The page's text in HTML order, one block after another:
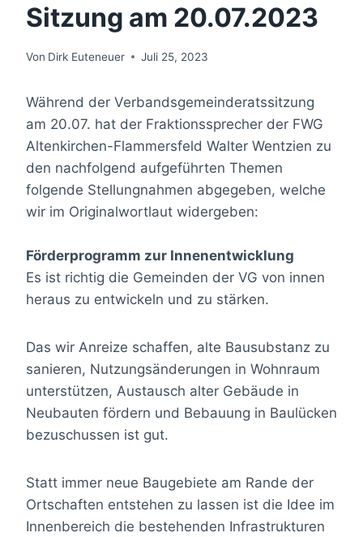
Sitzung am 20.07.2023
Von Dirk Euteneuer Juli 25, 2023
Während der Verbandsgemeinderatssitzung
am 20.07. hat der Fraktionssprecher der FWG
Altenkirchen-Flammersfeld Walter Wentzien zu
den nachfolgend aufgeführten Themen
folgende Stellungnahmen abgegeben, welche
wir im Originalwortlaut widergeben:
Förderprogramm zur Innenentwicklung
Es ist richtig die Gemeinden der VG von innen
heraus zu entwickeln und zu stärken.
Das wir Anreize schaffen, alte Bausubstanz zu
sanieren, Nutzungsänderungen in Wohnraum
unterstützen, Austausch alter Gebäude in
Neubauten fördern und Bebauung in Baulücken
bezuschussen ist gut.
Statt immer neue Baugebiete am Rande der
Ortschaften entstehen zu lassen ist die Idee im
Innenbereich die bestehenden Infrastrukturen